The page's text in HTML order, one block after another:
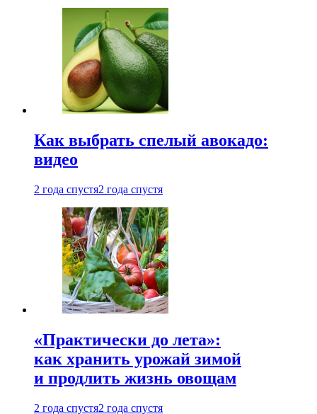
Как выбрать спелый авокадо:
видео
2 года спустя2 года спустя
«Практически до лета»:
как хранить урожай зимой
и продлить жизнь овощам
2 года спустя2 года спустя